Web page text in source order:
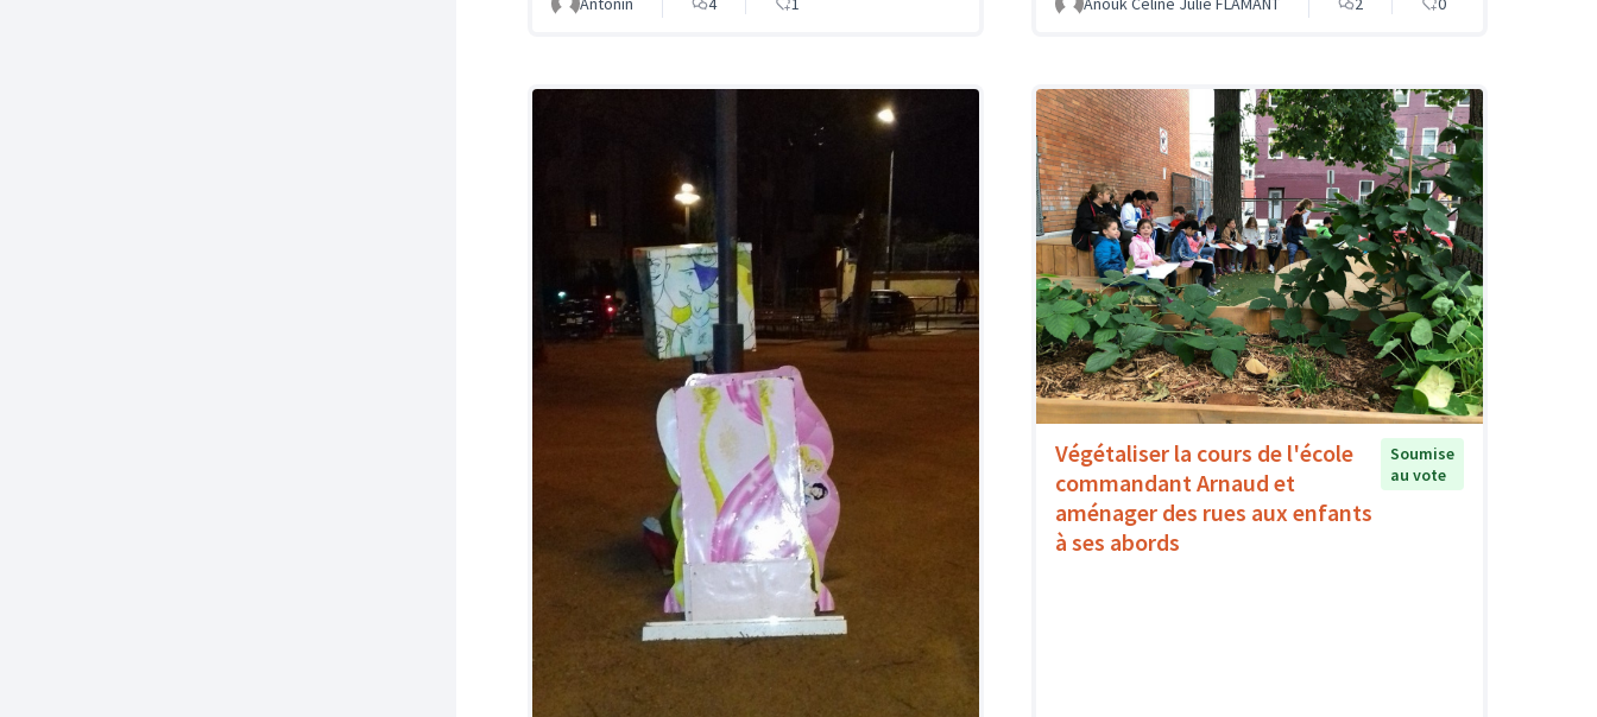
Végétaliser la cours de l'école
commandant Arnaud et
aménager des rues aux enfants
à ses abords
Soumise
au vote